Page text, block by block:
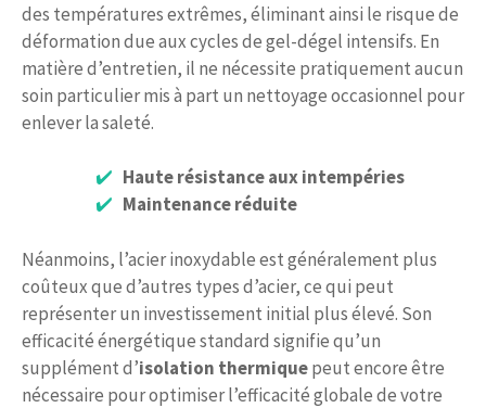
des températures extrêmes, éliminant ainsi le risque de
déformation due aux cycles de gel-dégel intensifs. En
matière d’entretien, il ne nécessite pratiquement aucun
soin particulier mis à part un nettoyage occasionnel pour
enlever la saleté.
Haute résistance aux intempéries
Maintenance réduite
Néanmoins, l’acier inoxydable est généralement plus
coûteux que d’autres types d’acier, ce qui peut
représenter un investissement initial plus élevé. Son
efficacité énergétique standard signifie qu’un
supplément d’isolation thermiquepeut encore être
nécessaire pour optimiser l’efficacité globale de votre